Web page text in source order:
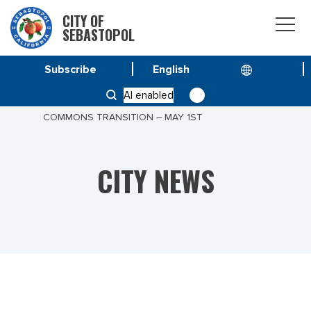
CITY OF
SEBASTOPOL
AI enabled
Subscribe
SONOMA COUNTY TOWN HALL ON ELDERBERRY
COMMONS TRANSITION – MAY 1ST
CITY NEWS